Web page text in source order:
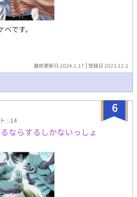
です。
最終更新日 2024.1.17 登録日 2023.12.1
6
: 14
ならするしかないっしょ